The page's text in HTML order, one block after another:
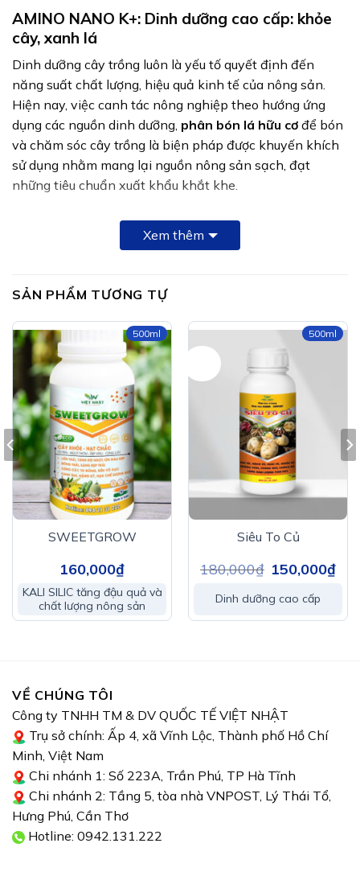
AMINO NANO K+: Dinh dưỡng cao cấp: khỏe
cây, xanh lá
Dinh dưỡng cây trồng luôn là yếu tố quyết định đến
năng suất chất lượng, hiệu quả kinh tế của nông sản.
Hiện nay, việc canh tác nông nghiệp theo hướng ứng
dụng các nguồn dinh dưỡng, phân bón lá hữu cơ để bón
và chăm sóc cây trồng là biện pháp được khuyến khích
sử dụng nhằm mang lại nguồn nông sản sạch, đạt
những tiêu chuẩn xuất khẩu khắt khe.
Acid amin là thành phần quan trọng cho sự sinh trưởng
và phát triển của cây trồng. Bổ sung acid amin sẽ giúp
chứng viêm nhiễm. Ngoài ra Acid amin còn giúp tạo đề
kháng và thúc đẩy quá trình tự phục hồi cây, tái tạo cho
cây trồng kém phát triển, giúp ích cho sự phát triển đồng
bộ và cải thiện sự trao đổi chất.
Ứng dụng các vi sinh vật có lợi với khả năng tiết ra các
chất điều hòa sinh trưởng thực vật giúp kích thích bộ rễ
phát triển, cây trồng khỏe mạnh, hạn chế nấm bệnh.
Thành phần
Dung dịch lên men các chủng vi sinh có lợi:
Actinomycetes sp, Bacillus subtilis,
8
Bổ sung: oligoscarit, acid Amin thủy phân, Fulvic, vi
Hấp thu cực nhanh, ra rễ mạnh, xanh lá, mập chồi,
phục hồi cây già yếu..
chuyên gia phục hồi cây bị bệnh
An toàn, không độc hại, chuyên dùng cho canh tác
hữu cơ.
Hấp thu nhanh, ra rễ mạnh, xanh lá, mập chồi, khỏe
cây:Acid humic, acid amin cùng các chủng vi sinh vật có
Xem thêm
SẢN PHẨM TƯƠNG TỰ
500ml
SWEETGROW
160,000₫
KALI SILIC tăng đậu quả và
chất lượng nông sản
500ml
Siêu To Củ
180,000₫ Giá
gốc
180,000₫.
150,000₫Giá
Dinh dưỡng cao cấp
VỀ CHÚNG TÔI
Công ty TNHH TM & DV QUỐC TẾ VIỆT NHẬT
Trụ sở chính: Ấp 4, xã Vĩnh Lộc, Thành phố Hồ Chí
Minh, Việt Nam
Chi nhánh 1: Số 223A, Trần Phú, TP Hà Tĩnh
Chi nhánh 2: Tầng 5, tòa nhà VNPOST, Lý Thái Tổ,
Hưng Phú, Cần Thơ
Hotline: 0942.131.222